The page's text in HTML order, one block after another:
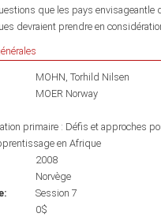
que les pays envisageantle
devraient prendre en
MOHN, Torhild Nilsen
MOER Norway
primaire : Défis et approches
en Afrique
2008
Norvège
Session 7
0$